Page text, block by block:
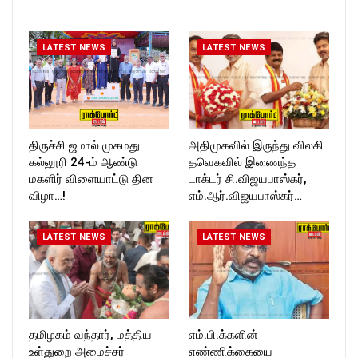
Follow us on:
T_TIMESC
LATEST NEWS
திருச்சி ஜமால் முகமது
கல்லூரி 24-ம் ஆண்டு
மகளிர் விளையாட்டு தின
விழா…!
LATEST NEWS
அதிமுகவில் இருந்து விலகி
தவெகவில் இணைந்த
டாக்டர் சி.விஜயபாஸ்கர்,
எம்.ஆர்.விஜயபாஸ்கர்…
LATEST NEWS
தமிழகம் வந்தார், மத்திய
உள்துறை அமைச்சர்
LATEST NEWS
எம்.பி.க்களின்
எண்ணிக்கையை